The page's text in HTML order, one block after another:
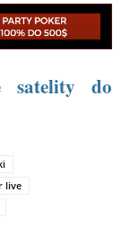
satelity do
live